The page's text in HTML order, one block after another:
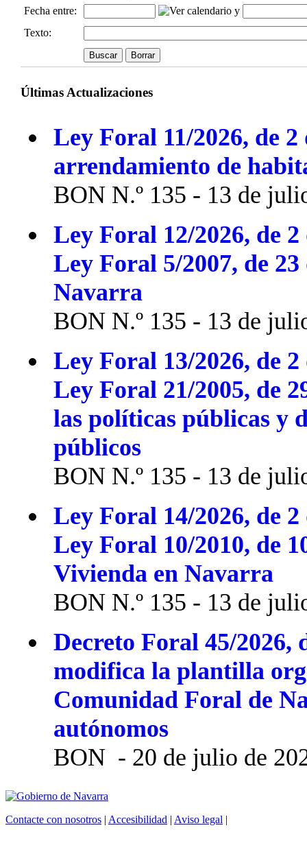
Fecha entre:
y
Texto:
Últimas Actualizaciones
Ley Foral 11/2026, de
arrendamiento de
BON N.º 135 - 13 de
Ley Foral 12/2026, de
Ley Foral 5/2007, de
Navarra
BON N.º 135 - 13 de
Ley Foral 13/2026, de
Ley Foral 21/2005, de
las políticas públicas y
públicos
BON N.º 135 - 13 de
Ley Foral 14/2026, de
Ley Foral 10/2010, de
Vivienda en Navarra
BON N.º 135 - 13 de
Decreto Foral 45/2026,
modifica la plantilla
Comunidad Foral de
autónomos
BON - 20 de julio de
Contacte con nosotros | Accesibilidad | Aviso legal |